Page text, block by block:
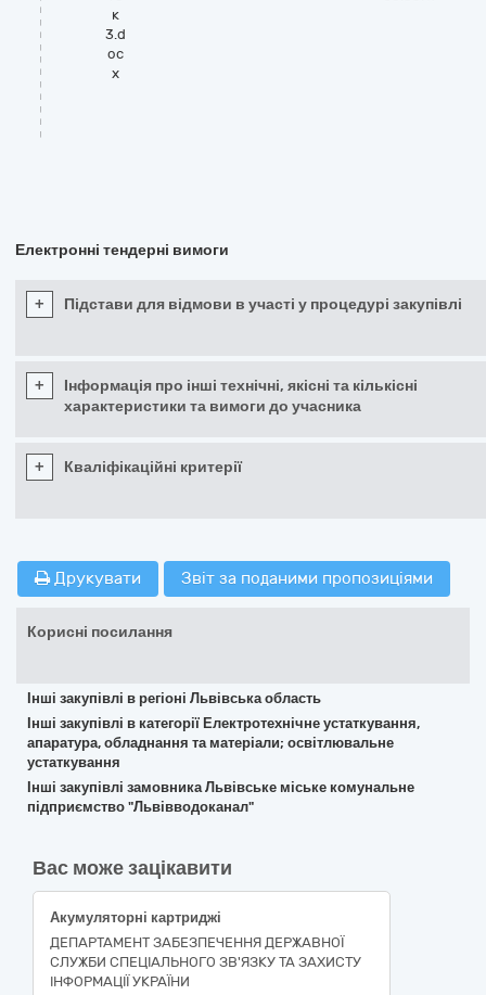
к
3.d
oc
x
Електронні тендерні вимоги
+ Підстави для відмови в участі у процедурі закупівлі
+
Інформація про інші технічні, якісні та кількісні
характеристики та вимоги до учасника
+ Кваліфікаційні критерії
Друкувати Звіт за поданими пропозиціями
Корисні посилання
Інші закупівлі в регіоні Львівська область
Інші закупівлі в категорії Електротехнічне устаткування,
апаратура, обладнання та матеріали; освітлювальне
устаткування
Інші закупівлі замовника Львівське міське комунальне
підприємство "Львівводоканал"
Вас може зацікавити
Акумуляторні картриджі
ДЕПАРТАМЕНТ ЗАБЕЗПЕЧЕННЯ ДЕРЖАВНОЇ
СЛУЖБИ СПЕЦІАЛЬНОГО ЗВ'ЯЗКУ ТА ЗАХИСТУ
ІНФОРМАЦІЇ УКРАЇНИ